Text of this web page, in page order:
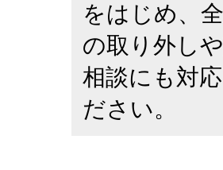
をはじめ、
の取り外し
相談にも対
ださい。